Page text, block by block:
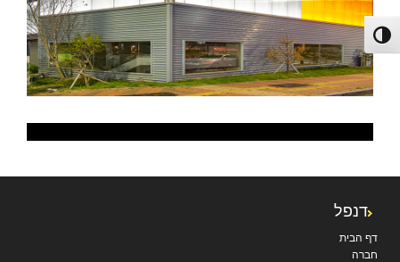
הפעל/כבה ניגודיות גבוהה
דנפל
דף הבית
חברה